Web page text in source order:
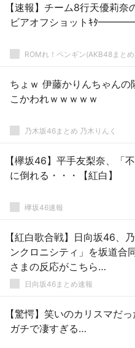
【速報】チーム8行天優莉奈
ビアオフショットｷﾀ
ROMれ！ペンギン(AKB48まと
ちょｗ 伊藤かりんちゃんの
こかわれｗｗｗｗｗ
乃木坂46まとめ 乃木りんく
【欅坂46】平手友梨奈、「
に倒れる・・・【紅白】
欅坂46速報
【紅白歌合戦】日向坂46、
ンクロニシティ」を坂道合
さまの反応がこちら…
日向坂46まとめ速報
【驚愕】笑いのカリスマだ
ガチで凄すぎる…